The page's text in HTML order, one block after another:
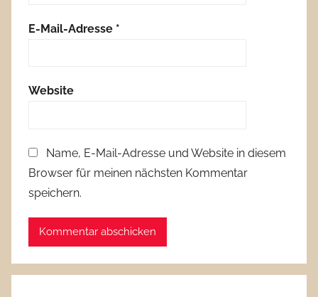
E-Mail-Adresse *
Website
Name, E-Mail-Adresse und Website in diesem
Browser für meinen nächsten Kommentar
speichern.